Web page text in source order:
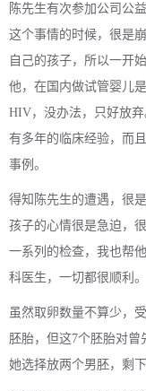
陈先生有次参加公司公
这个事情的时候，很是
自己的孩子，所以一开
他，在国内做试管婴儿
HIV，没办法，只好放
有多年的临床经验，而
事例。
得知陈先生的遭遇，很
孩子的心情很是急迫，
一系列的检查，我也帮
科医生，一切都很顺利。
虽然取卵数量不算少，
胚胎，但这7个胚胎对曾
她选择放两个男胚，剩